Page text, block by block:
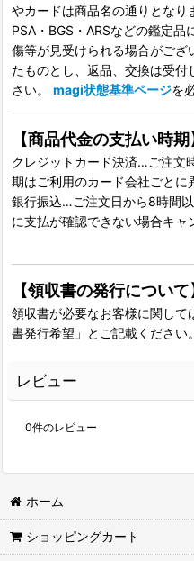
やカードは商品名の通りとな
PSA・BGS・ARSなどの鑑定
傷等が見受けられる場合がござ
たものとし、返品、交換は受
さい。 magi状態基準ページを
【商品代金の支払い時期
クレジットカード決済…ご注文
期はご利用のカード会社ごとに
銀行振込…ご注文日から8時間
に支払が確認できない場合キャ
【領収書の発行について
領収書が必要なお客様に関して
書発行希望」とご記載ください。
レビュー
0件のレビュー
ホーム
ショッピングカート